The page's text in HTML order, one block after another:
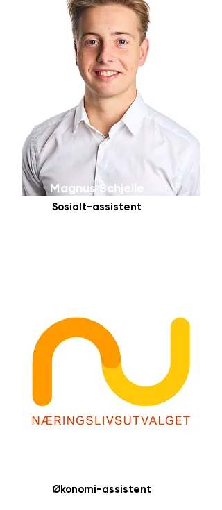
Magnus Schjelle
Sosialt-assistent
Økonomi-assistent